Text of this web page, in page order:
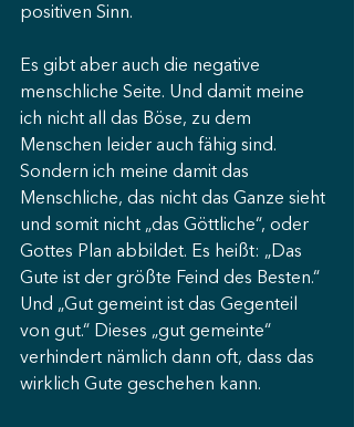
positiven Sinn.
Es gibt aber auch die negative
menschliche Seite. Und damit meine
ich nicht all das Böse, zu dem
Menschen leider auch fähig sind.
Sondern ich meine damit das
Menschliche, das nicht das Ganze sieht
und somit nicht „das Göttliche“, oder
Gottes Plan abbildet. Es heißt: „Das
Gute ist der größte Feind des Besten.“
Und „Gut gemeint ist das Gegenteil
von gut.“ Dieses „gut gemeinte“
verhindert nämlich dann oft, dass das
wirklich Gute geschehen kann.